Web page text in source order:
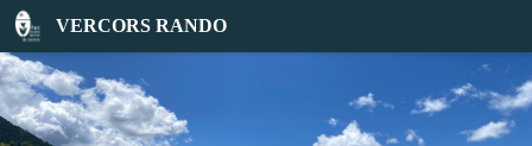
VERCORS RANDO
Atterrissage site de l'Aigle